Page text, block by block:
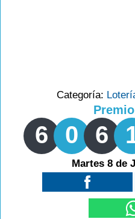
Categoría:
6 0 6
Martes 8 de